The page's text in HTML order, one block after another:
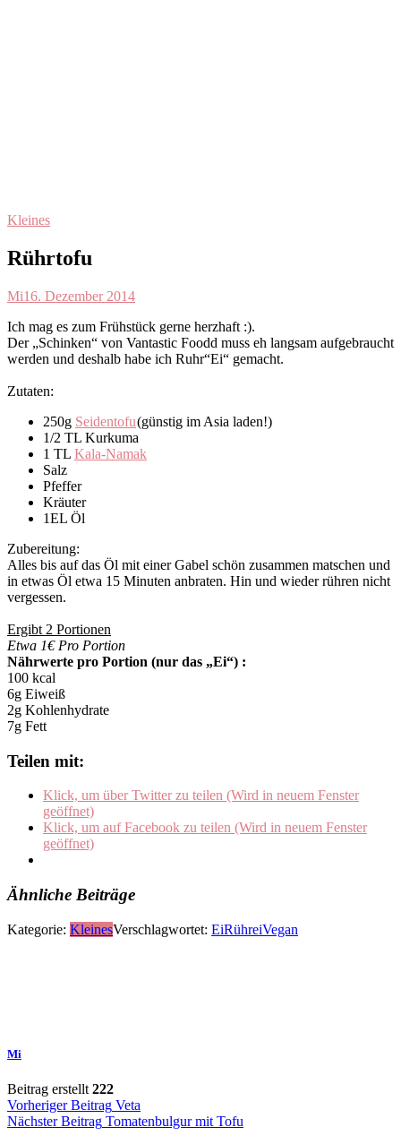
Kleines
Rührtofu
Mi16. Dezember 2014
Ich mag es zum Frühstück gerne herzhaft :).
Der „Schinken“ von Vantastic Foodd muss eh langsam aufgebraucht
werden und deshalb habe ich Ruhr“Ei“ gemacht.
Zutaten:
250g Seidentofu(günstig im Asia laden!)
1/2 TL Kurkuma
1 TL Kala-Namak
Salz
Pfeffer
Kräuter
1EL Öl
Zubereitung:
Alles bis auf das Öl mit einer Gabel schön zusammen matschen und
in etwas Öl etwa 15 Minuten anbraten. Hin und wieder rühren nicht
vergessen.
Ergibt 2 Portionen
Etwa 1€ Pro Portion
Nährwerte pro Portion (nur das „Ei“) :
100 kcal
6g Eiweiß
2g Kohlenhydrate
7g Fett
Teilen mit:
Klick, um über Twitter zu teilen (Wird in neuem Fenster
geöffnet)
Klick, um auf Facebook zu teilen (Wird in neuem Fenster
geöffnet)
Ähnliche Beiträge
Kategorie: KleinesVerschlagwortet: EiRühreiVegan
Mi
Beitrag erstellt 222
Beitragsnavigation
Vorheriger Beitrag Veta
Nächster Beitrag Tomatenbulgur mit Tofu